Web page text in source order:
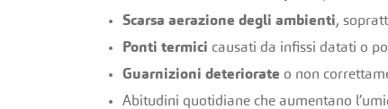
Scarsa aerazione degli ambienti,
Ponti termici causati da infissi datati o
Guarnizioni deteriorate o non
Abitudini quotidiane che aumentano